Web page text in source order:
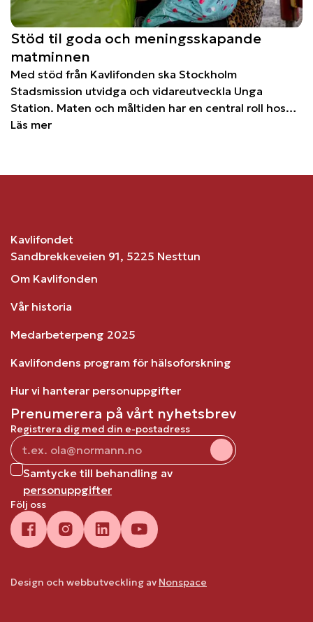
Stöd til goda och meningsskapande
matminnen
Med stöd från Kavlifonden ska Stockholm
Stadsmission utvidga och vidareutveckla Unga
Station. Maten och måltiden har en central roll hos
Unga Station som handlar om att både tillgodose
Läs mer
Kavlifondet
Sandbrekkeveien 91, 5225 Nesttun
Om Kavlifonden
Vår historia
Medarbeterpeng 2025
Kavlifondens program för hälsoforskning
Hur vi hanterar personuppgifter
Prenumerera på vårt nyhetsbrev
Registrera dig med din e-postadress
Samtycke till behandling av
personuppgifter
Följ oss
Design och webbutveckling av Nonspace